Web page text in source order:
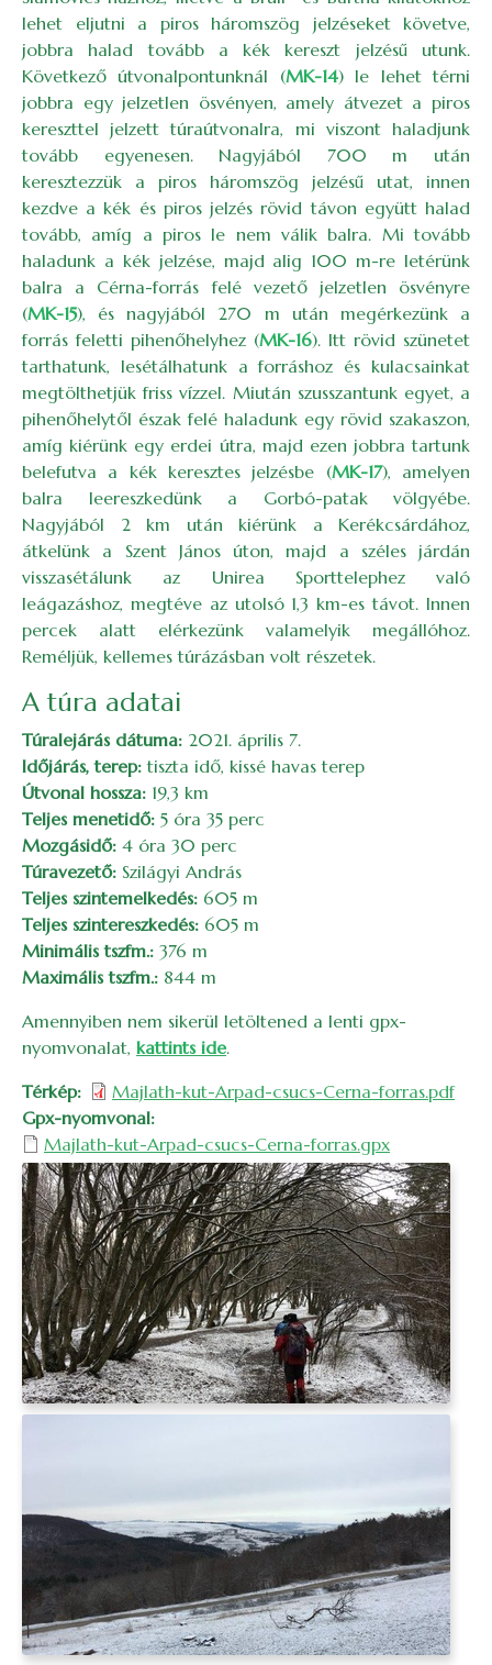
lehet eljutni a piros háromszög jelzéseket követve,
jobbra halad tovább a kék kereszt jelzésű utunk.
Következő útvonalpontunknál (MK-14) le lehet térni
jobbra egy jelzetlen ösvényen, amely átvezet a piros
kereszttel jelzett túraútvonalra, mi viszont haladjunk
tovább egyenesen. Nagyjából 700 m után
keresztezzük a piros háromszög jelzésű utat, innen
kezdve a kék és piros jelzés rövid távon együtt halad
tovább, amíg a piros le nem válik balra. Mi tovább
haladunk a kék jelzése, majd alig 100 m-re letérünk
balra a Cérna-forrás felé vezető jelzetlen ösvényre
(MK-15), és nagyjából 270 m után megérkezünk a
forrás feletti pihenőhelyhez (MK-16). Itt rövid szünetet
tarthatunk, lesétálhatunk a forráshoz és kulacsainkat
megtölthetjük friss vízzel. Miután szusszantunk egyet, a
pihenőhelytől észak felé haladunk egy rövid szakaszon,
amíg kiérünk egy erdei útra, majd ezen jobbra tartunk
belefutva a kék keresztes jelzésbe (MK-17), amelyen
balra leereszkedünk a Gorbó-patak völgyébe.
Nagyjából 2 km után kiérünk a Kerékcsárdához,
átkelünk a Szent János úton, majd a széles járdán
visszasétálunk az Unirea Sporttelephez való
leágazáshoz, megtéve az utolsó 1,3 km-es távot. Innen
percek alatt elérkezünk valamelyik megállóhoz.
Reméljük, kellemes túrázásban volt részetek.
A túra adatai
Túralejárás dátuma: 2021. április 7.
Időjárás, terep: tiszta idő, kissé havas terep
Útvonal hossza: 19,3 km
Teljes menetidő: 5 óra 35 perc
Mozgásidő: 4 óra 30 perc
Túravezető: Szilágyi András
Teljes szintemelkedés: 605 m
Teljes szintereszkedés: 605 m
Minimális tszfm.: 376 m
Maximális tszfm.: 844 m
Amennyiben nem sikerül letöltened a lenti gpx-
nyomvonalat, kattints ide.
Térkép
Majlath-kut-Arpad-csucs-Cerna-forras.pdf
Gpx-nyomvonal
Majlath-kut-Arpad-csucs-Cerna-forras.gpx